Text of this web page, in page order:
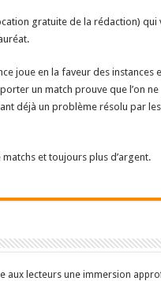
gratuite de la rédaction)
joue en la faveur des instances
un match prouve que l’on
déjà un problème résolu par les
et toujours plus d’argent.
aux lecteurs une immersion